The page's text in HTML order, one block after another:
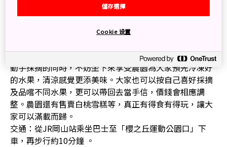
動手採摘的同時，不妨坐下來享受農園為大家預先冷凍好
的水果，清涼感覺更添美味。大家也可以按自己喜好採摘
及品嚐不同水果，更可以帶回去當手信，價錢會相應調
整。農園還有售賣白桃雪糕等，真正有得食有得玩，讓大
家可以滿載而歸。
交通：從JR岡山站乘坐巴士至「櫻之丘運動公園口」下
車，再步行約10分鐘 。
儲存選擇
Cookie 设置